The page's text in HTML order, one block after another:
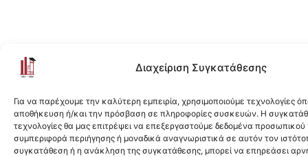
Διαχείριση Συγκατάθεσης
Για να παρέχουμε την καλύτερη εμπειρία, χρησιμοποιούμε τεχνολογίες
αποθήκευση ή/και την πρόσβαση σε πληροφορίες συσκευών. Η
τεχνολογίες θα μας επιτρέψει να επεξεργαστούμε δεδομένα
συμπεριφορά περιήγησης ή μοναδικά αναγνωριστικά σε αυτόν τον
συγκατάθεση ή η ανάκληση της συγκατάθεσης, μπορεί να επηρεάσει